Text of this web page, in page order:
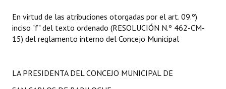
Ejecución Presupuestaria
Actas de Audiencias Públicas
En virtud de las atribuciones otorgadas por el art. 09.º)
inciso "f" del texto ordenado (RESOLUCIÓN N.º 462-CM-
15) del reglamento interno del Concejo Municipal
LA PRESIDENTA DEL CONCEJO MUNICIPAL DE